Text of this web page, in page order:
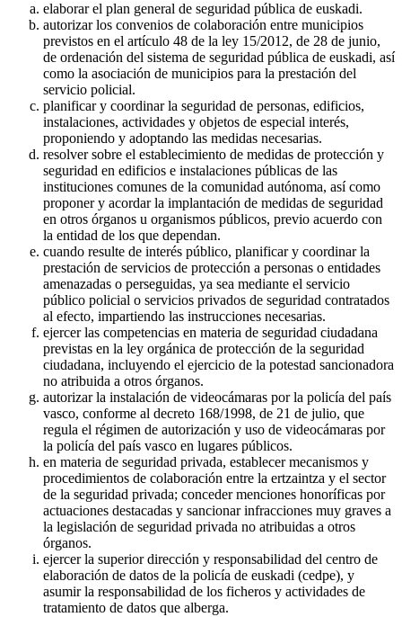
elaborar el plan general de seguridad pública de euskadi.
autorizar los convenios de colaboración entre municipios
previstos en el artículo 48 de la ley 15/2012, de 28 de junio,
de ordenación del sistema de seguridad pública de euskadi, así
como la asociación de municipios para la prestación del
servicio policial.
planificar y coordinar la seguridad de personas, edificios,
instalaciones, actividades y objetos de especial interés,
proponiendo y adoptando las medidas necesarias.
resolver sobre el establecimiento de medidas de protección y
seguridad en edificios e instalaciones públicas de las
instituciones comunes de la comunidad autónoma, así como
proponer y acordar la implantación de medidas de seguridad
en otros órganos u organismos públicos, previo acuerdo con
la entidad de los que dependan.
cuando resulte de interés público, planificar y coordinar la
prestación de servicios de protección a personas o entidades
amenazadas o perseguidas, ya sea mediante el servicio
público policial o servicios privados de seguridad contratados
al efecto, impartiendo las instrucciones necesarias.
ejercer las competencias en materia de seguridad ciudadana
previstas en la ley orgánica de protección de la seguridad
ciudadana, incluyendo el ejercicio de la potestad sancionadora
no atribuida a otros órganos.
autorizar la instalación de videocámaras por la policía del país
vasco, conforme al decreto 168/1998, de 21 de julio, que
regula el régimen de autorización y uso de videocámaras por
la policía del país vasco en lugares públicos.
en materia de seguridad privada, establecer mecanismos y
procedimientos de colaboración entre la ertzaintza y el sector
de la seguridad privada; conceder menciones honoríficas por
actuaciones destacadas y sancionar infracciones muy graves a
la legislación de seguridad privada no atribuidas a otros
órganos.
ejercer la superior dirección y responsabilidad del centro de
elaboración de datos de la policía de euskadi (cedpe), y
asumir la responsabilidad de los ficheros y actividades de
tratamiento de datos que alberga.